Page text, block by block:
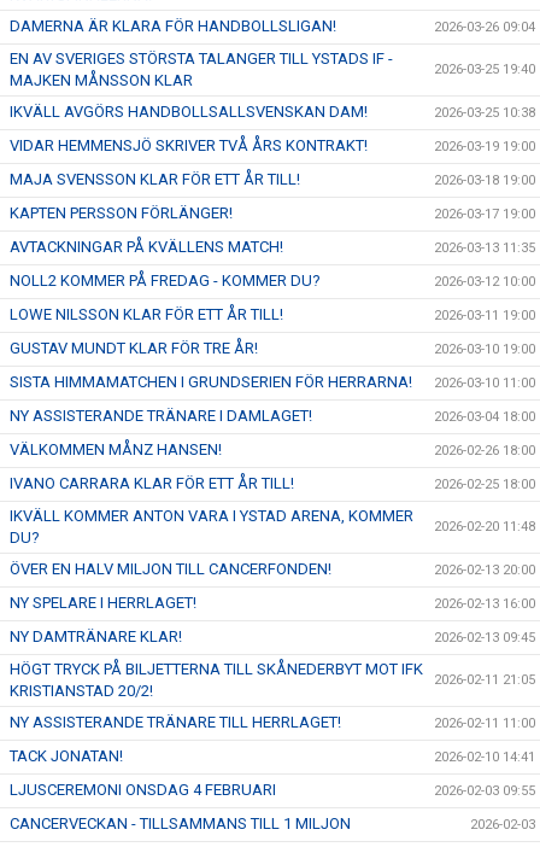
DAMERNA ÄR KLARA FÖR HANDBOLLSLIGAN! 2026-03-26 09:04
EN AV SVERIGES STÖRSTA TALANGER TILL YSTADS IF -
MAJKEN MÅNSSON KLAR
2026-03-25 19:40
IKVÄLL AVGÖRS HANDBOLLSALLSVENSKAN DAM! 2026-03-25 10:38
VIDAR HEMMENSJÖ SKRIVER TVÅ ÅRS KONTRAKT! 2026-03-19 19:00
MAJA SVENSSON KLAR FÖR ETT ÅR TILL! 2026-03-18 19:00
KAPTEN PERSSON FÖRLÄNGER! 2026-03-17 19:00
AVTACKNINGAR PÅ KVÄLLENS MATCH! 2026-03-13 11:35
NOLL2 KOMMER PÅ FREDAG - KOMMER DU? 2026-03-12 10:00
LOWE NILSSON KLAR FÖR ETT ÅR TILL! 2026-03-11 19:00
GUSTAV MUNDT KLAR FÖR TRE ÅR! 2026-03-10 19:00
SISTA HIMMAMATCHEN I GRUNDSERIEN FÖR HERRARNA! 2026-03-10 11:00
NY ASSISTERANDE TRÄNARE I DAMLAGET! 2026-03-04 18:00
VÄLKOMMEN MÅNZ HANSEN! 2026-02-26 18:00
IVANO CARRARA KLAR FÖR ETT ÅR TILL! 2026-02-25 18:00
IKVÄLL KOMMER ANTON VARA I YSTAD ARENA, KOMMER
DU?
2026-02-20 11:48
ÖVER EN HALV MILJON TILL CANCERFONDEN! 2026-02-13 20:00
NY SPELARE I HERRLAGET! 2026-02-13 16:00
NY DAMTRÄNARE KLAR! 2026-02-13 09:45
HÖGT TRYCK PÅ BILJETTERNA TILL SKÅNEDERBYT MOT IFK
KRISTIANSTAD 20/2!
2026-02-11 21:05
NY ASSISTERANDE TRÄNARE TILL HERRLAGET! 2026-02-11 11:00
TACK JONATAN! 2026-02-10 14:41
LJUSCEREMONI ONSDAG 4 FEBRUARI 2026-02-03 09:55
CANCERVECKAN - TILLSAMMANS TILL 1 MILJON 2026-02-03